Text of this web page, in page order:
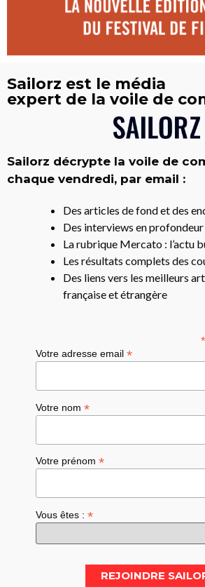
Sailorz est le média
expert de la voile de
Sailorz décrypte la voile de
chaque vendredi, par email :
Des articles de fond et des
Des interviews en profondeur
La rubrique Mercato : l’actu
Les résultats complets des
Des liens vers les meilleurs
française et étrangère
*
Votre adresse email*
Votre nom*
Votre prénom*
Vous êtes :*